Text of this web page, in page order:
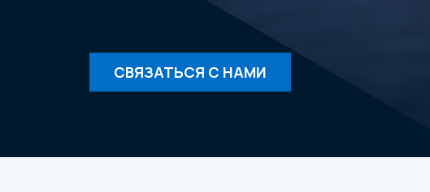
СВЯЗАТЬСЯ С НАМИ